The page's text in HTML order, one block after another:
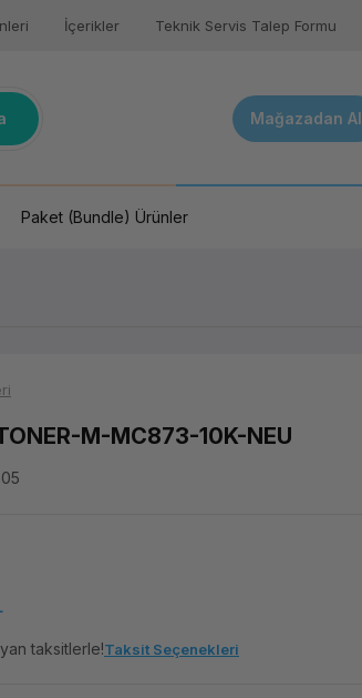
İçerikler Teknik Servis Talep Formu
Mağazadan Al
Paket (Bundle) Ürünler
M-MC873-10K-NEU
taksitlerle!Taksit Seçenekleri